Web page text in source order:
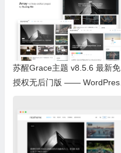
苏醒Grace主题 v8.5.6 最新免
授权无后门版 —— WordPress